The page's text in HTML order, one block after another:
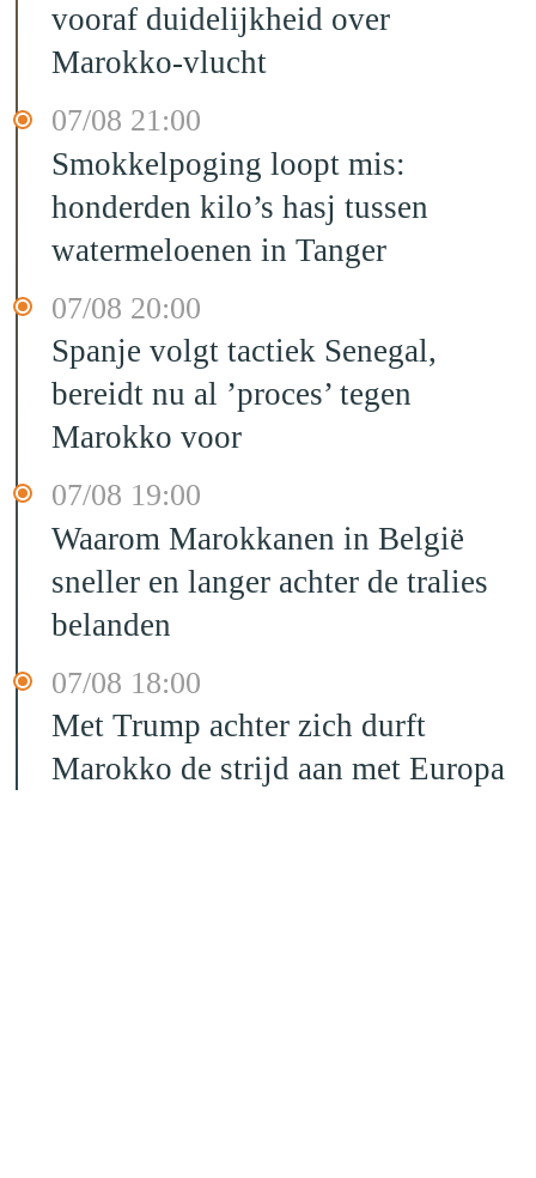
vooraf duidelijkheid over
Marokko-vlucht
07/08 21:00
Smokkelpoging loopt mis:
honderden kilo’s hasj tussen
watermeloenen in Tanger
07/08 20:00
Spanje volgt tactiek Senegal,
bereidt nu al ’proces’ tegen
Marokko voor
07/08 19:00
Waarom Marokkanen in België
sneller en langer achter de tralies
belanden
07/08 18:00
Met Trump achter zich durft
Marokko de strijd aan met Europa